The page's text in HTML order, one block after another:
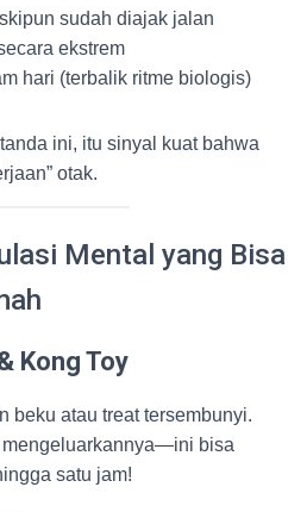
sudah diajak jalan
ekstrem
hari (terbalik ritme biologis)
ini, itu sinyal kuat bahwa
otak.
Mental yang Bisa
Kong Toy
beku atau treat tersembunyi.
bisa
satu jam!